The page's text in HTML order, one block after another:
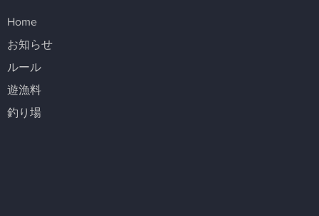
Home
お知らせ
ルール
遊漁料
釣り場